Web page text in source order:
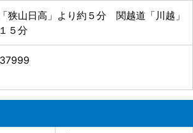
狭山日高」より約５分 関越道「川越」
５分